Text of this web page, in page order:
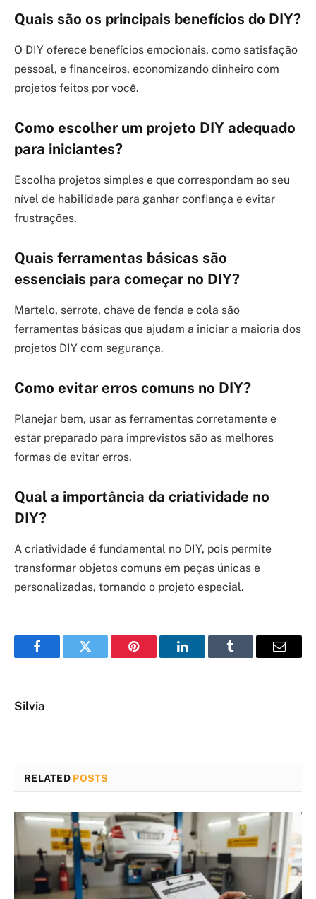
Quais são os principais benefícios do DIY?
O DIY oferece benefícios emocionais, como satisfação
pessoal, e financeiros, economizando dinheiro com
projetos feitos por você.
Como escolher um projeto DIY adequado
para iniciantes?
Escolha projetos simples e que correspondam ao seu
nível de habilidade para ganhar confiança e evitar
frustrações.
Quais ferramentas básicas são
essenciais para começar no DIY?
Martelo, serrote, chave de fenda e cola são
ferramentas básicas que ajudam a iniciar a maioria dos
projetos DIY com segurança.
Como evitar erros comuns no DIY?
Planejar bem, usar as ferramentas corretamente e
estar preparado para imprevistos são as melhores
formas de evitar erros.
Qual a importância da criatividade no
DIY?
A criatividade é fundamental no DIY, pois permite
transformar objetos comuns em peças únicas e
personalizadas, tornando o projeto especial.
FacebookTwitter Pinterest LinkedInTumblr Email
Silvia
RELATED POSTS